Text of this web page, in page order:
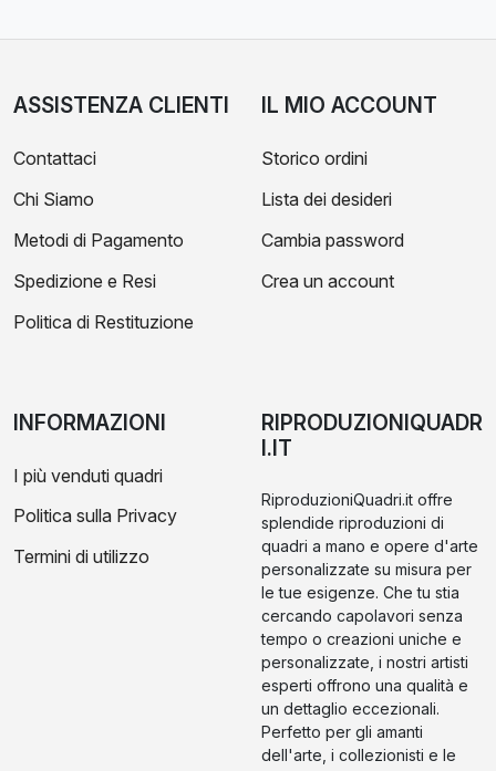
ASSISTENZA CLIENTI
Contattaci
Chi Siamo
Metodi di Pagamento
Spedizione e Resi
Politica di Restituzione
IL MIO ACCOUNT
Storico ordini
Lista dei desideri
Cambia password
Crea un account
INFORMAZIONI
I più venduti quadri
Politica sulla Privacy
Termini di utilizzo
RIPRODUZIONIQUADR
I.IT
RiproduzioniQuadri.it offre
splendide riproduzioni di
quadri a mano e opere d'arte
personalizzate su misura per
le tue esigenze. Che tu stia
cercando capolavori senza
tempo o creazioni uniche e
personalizzate, i nostri artisti
esperti offrono una qualità e
un dettaglio eccezionali.
Perfetto per gli amanti
dell'arte, i collezionisti e le